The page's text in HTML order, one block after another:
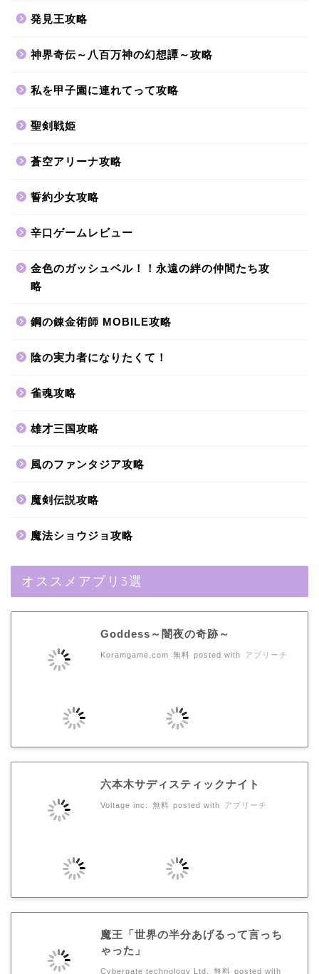
発見王攻略
神界奇伝～八百万神の幻想譚～攻略
私を甲子園に連れてって攻略
聖剣戦姫
蒼空アリーナ攻略
誓約少女攻略
辛口ゲームレビュー
金色のガッシュベル！！永遠の絆の仲間たち攻
略
鋼の錬金術師 MOBILE攻略
陰の実力者になりたくて！
雀魂攻略
雄才三国攻略
風のファンタジア攻略
魔剣伝説攻略
魔法ショウジョ攻略
オススメアプリ3選
Goddess～闇夜の奇跡～
Koramgame.com 無料 posted with アプリーチ
六本木サディスティックナイト
Voltage inc. 無料 posted with アプリーチ
魔王「世界の半分あげるって言っち
ゃった」
Cybergate technology Ltd. 無料 posted with